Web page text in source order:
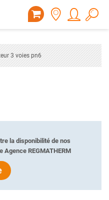
3 voies pn6
la disponibilité de nos
REGMATHERM